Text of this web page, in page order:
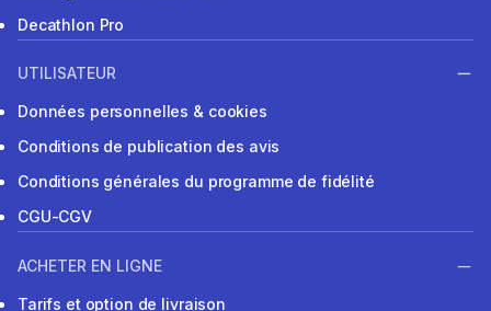
Decathlon Pro
UTILISATEUR
Données personnelles & cookies
Conditions de publication des avis
Conditions générales du programme de fidélité
CGU-CGV
ACHETER EN LIGNE
Tarifs et option de livraison